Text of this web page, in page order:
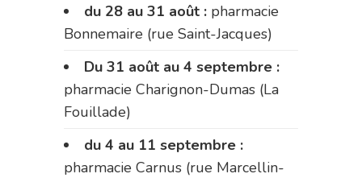
du 28 au 31 août : pharmacie
Bonnemaire (rue Saint-Jacques)
Du 31 août au 4 septembre :
pharmacie Charignon-Dumas (La
Fouillade)
du 4 au 11 septembre :
pharmacie Carnus (rue Marcellin-